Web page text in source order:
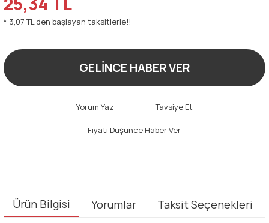
* 3,07 TL den başlayan taksitlerle!!
GELİNCE HABER VER
Yorum Yaz Tavsiye Et
Fiyatı Düşünce Haber Ver
Ürün Bilgisi Yorumlar Taksit Seçenekleri